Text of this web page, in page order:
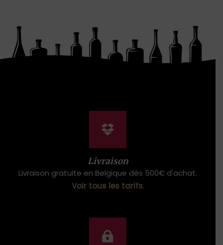
Livraison
Livraison gratuite en Belgique dès 500€ d'achat.
Voir tous les tarifs.